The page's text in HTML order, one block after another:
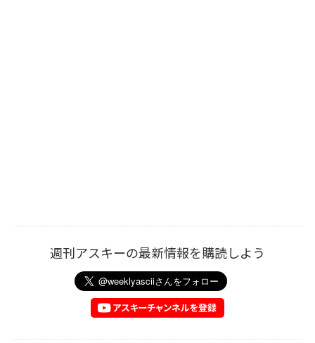
週刊アスキーの最新情報を購読しよう